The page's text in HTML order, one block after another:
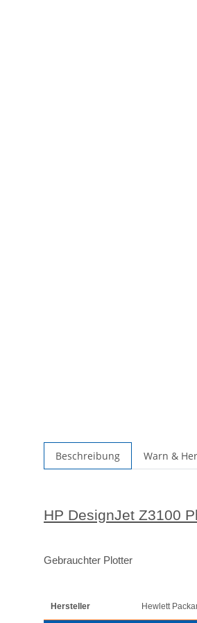
Beschreibung Warn &
HP DesignJet Z3100
Gebrauchter Plotter
Hersteller Hewlett